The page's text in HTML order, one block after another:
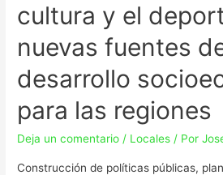
cultura y el
nuevas fuentes
desarrollo
para las regiones
Deja un comentario / Locales / Por
Construcción de políticas públicas,